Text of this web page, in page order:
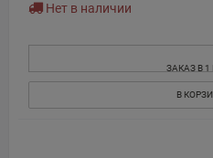
Нет в наличии
ЗАКАЗ В 1
В